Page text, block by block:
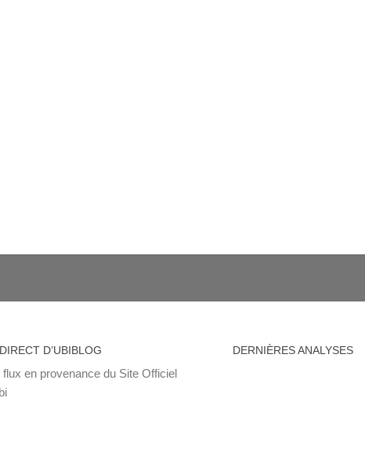
D’UBIBLOG
flux en provenance du Site Officiel
DERNIÈRES ANALYSES